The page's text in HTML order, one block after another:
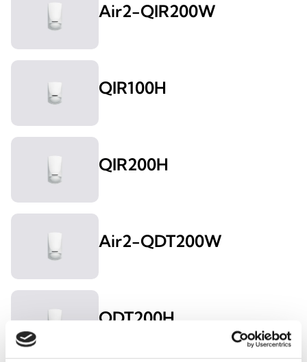
Air2-QIR200W
QIR100H
QIR200H
Air2-QDT200W
QDT200H